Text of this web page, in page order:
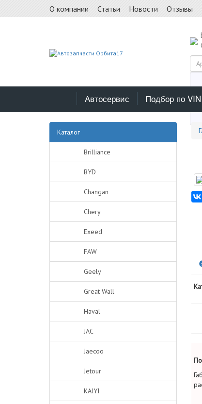
О компании Статьи Новости Отзывы
Автосервис Подбор по VIN
Каталог
Brilliance
BYD
Changan
Chery
Exeed
FAW
Geely
Great Wall
Haval
JAC
Jaecoo
Jetour
KAIYI